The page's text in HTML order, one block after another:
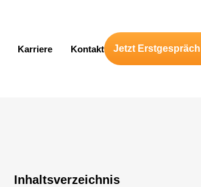
Karriere Kontakt Jetzt
Inhaltsverzeichnis